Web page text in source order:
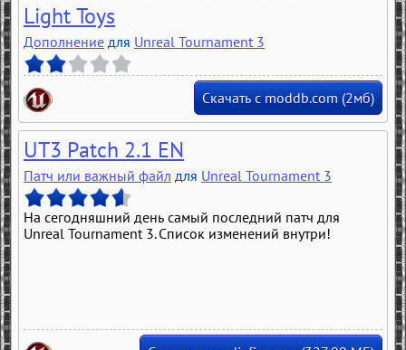
Light Toys
Дополнение для Unreal Tournament 3
Скачать с moddb.com (2мб)
UT3 Patch 2.1 EN
Патч или важный файл для Unreal Tournament 3
На сегодняшний день самый последний патч для
Unreal Tournament 3. Список изменений внутри!